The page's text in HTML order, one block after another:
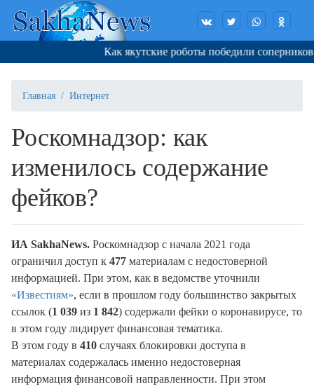
Как якутские роботы победили соперников в
Главная Интернет
Роскомнадзор: как
изменилось содержание
фейков?
ИА SakhaNews. Роскомнадзор с начала 2021 года
ограничил доступ к 477 материалам с недостоверной
информацией. При этом, как в ведомстве уточнили
«Известиям», если в прошлом году большинство закрытых
ссылок (1 039 из 1 842) содержали фейки о коронавирусе, то
в этом году лидирует финансовая тематика.
В этом году в 410 случаях блокировки доступа в
материалах содержалась именно недостоверная
информация финансовой направленности. При этом